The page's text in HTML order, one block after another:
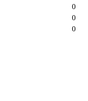
0
0
0